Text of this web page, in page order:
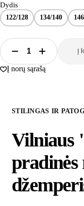
Dydis
122/128 134/140
Į
Į norų sąrašą
STILINGAS IR
Vilniaus
pradinės